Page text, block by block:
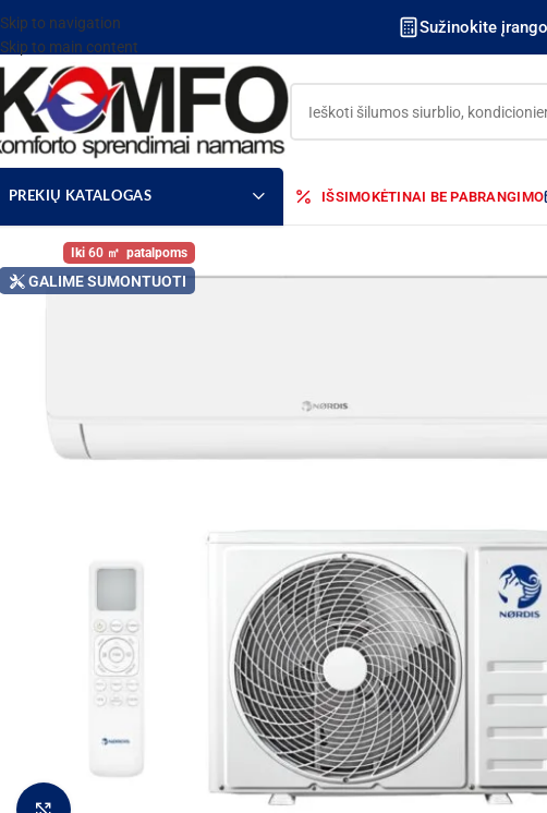
Skip to navigation
Skip to main content
Sužinokite
PREKIŲ KATALOGAS IŠSIMOKĖTINAI BE PABRANGIMO
60
GALIME SUMONTUOTI